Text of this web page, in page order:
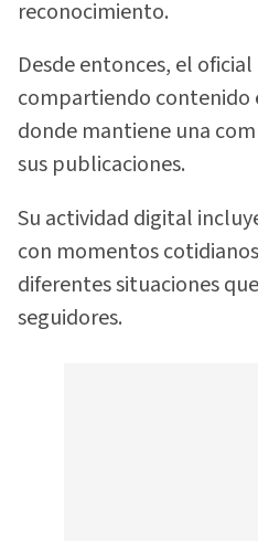
reconocimiento.
Desde entonces, el
compartiendo contenido
donde mantiene una
sus publicaciones.
Su actividad digital
con momentos
diferentes situaciones
seguidores.